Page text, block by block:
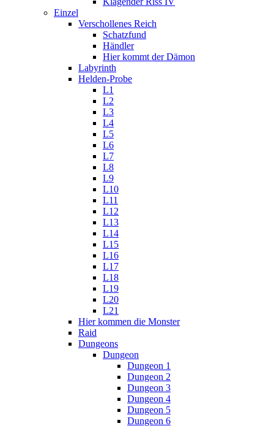
Einzel
Verschollenes Reich
Schatzfund
Händler
Hier kommt der Dämon
Labyrinth
Helden-Probe
L1
L2
L3
L4
L5
L6
L7
L8
L9
L10
L11
L12
L13
L14
L15
L16
L17
L18
L19
L20
L21
Hier kommen die Monster
Raid
Dungeons
Dungeon
Dungeon 1
Dungeon 2
Dungeon 3
Dungeon 4
Dungeon 5
Dungeon 6